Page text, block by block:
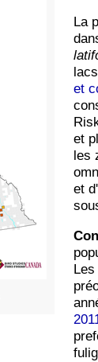
La
et
et
les
et